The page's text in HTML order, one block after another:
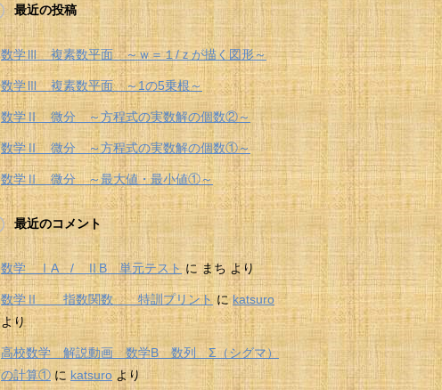
最近の投稿
数学Ⅲ 複素数平面 ～ｗ＝１/ｚが描く図形～
数学Ⅲ 複素数平面 ～1の5乗根～
数学Ⅱ 微分 ～方程式の実数解の個数②～
数学Ⅱ 微分 ～方程式の実数解の個数①～
数学Ⅱ 微分 ～最大値・最小値①～
最近のコメント
数学 ⅠA / ⅡB 単元テスト に まち より
数学Ⅱ 指数関数 特訓プリント に katsuro
より
高校数学 解説動画 数学B 数列 Σ（シグマ）
の計算① に katsuroより